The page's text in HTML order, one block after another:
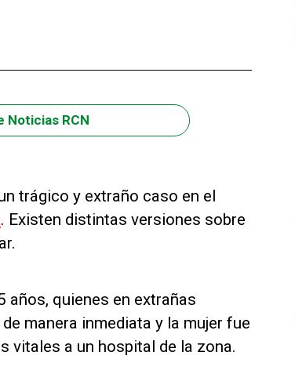
Noticias RCN
trágico y extraño caso en el
. Existen distintas versiones sobre
años, quienes en extrañas
manera inmediata y la mujer fue
vitales a un hospital de la zona.